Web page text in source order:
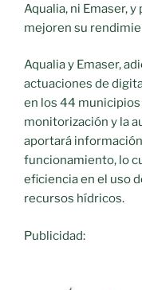
Aqualia, ni Emaser,
mejoren su
Aqualia y Emaser,
actuaciones de
en los 44
monitorización y la
aportará
funcionamiento, lo
eficiencia en el uso
recursos hídricos.
Publicidad: